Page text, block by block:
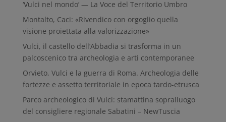
‘Vulci nel mondo’ — La Voce del Territorio Umbro
Montalto, Caci: «Rivendico con orgoglio quella
visione proiettata alla valorizzazione»
Vulci, il castello dell’Abbadia si trasforma in un
palcoscenico tra archeologia e arti contemporanee
Orvieto, Vulci e la guerra di Roma. Archeologia delle
fortezze e assetto territoriale in epoca tardo-etrusca
Parco archeologico di Vulci: stamattina sopralluogo
del consigliere regionale Sabatini – NewTuscia